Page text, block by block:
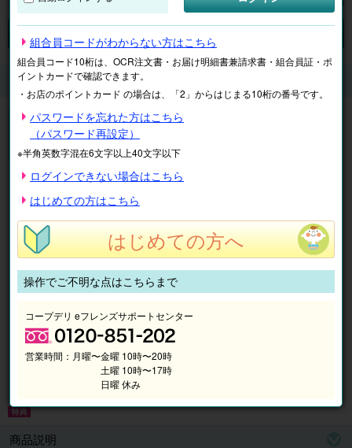
検索
くらしのサービス 子ども学習
【入学金半額キャンペーン】実施中!
ECCジュニア
無料体験レッスン受付中♪
商品説明
組合員コードがわからない方はこちら
組合員コード10桁は、OCR注文書・お届け明細書兼請求書・組合員証・ポ
イントカードで確認できます。
・お店のポイントカード の場合は、「2」からはじまる10桁の番号です。
パスワードを忘れた方はこちら
（パスワード再設定）
※半角英数字混在6文字以上40文字以下
ログインできない場合はこちら
はじめての方はこちら
はじめての方へ
操作でご不明な点はこちらまで
コープデリ eフレンズサポートセンター
営業時間： 月曜〜金曜 10時〜20時
土曜 10時〜17時
日曜 休み